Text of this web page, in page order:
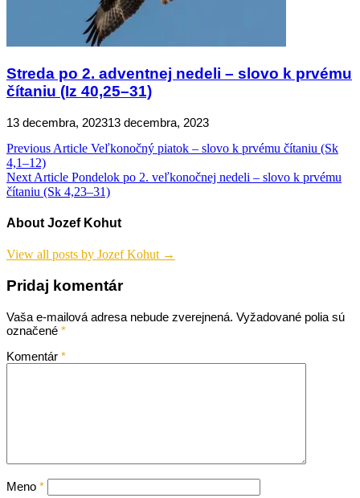
Streda po 2. adventnej nedeli – slovo k prvému
čítaniu (Iz 40,25–31)
13 decembra, 202313 decembra, 2023
Navigácia
v
článku
Previous Article Veľkonočný piatok – slovo k prvému čítaniu (Sk
4,1–12)
Next Article Pondelok po 2. veľkonočnej nedeli – slovo k prvému
čítaniu (Sk 4,23–31)
About Jozef Kohut
View all posts by Jozef Kohut →
Pridaj komentár
Vaša e-mailová adresa nebude zverejnená. Vyžadované polia sú
označené *
Komentár *
Meno *